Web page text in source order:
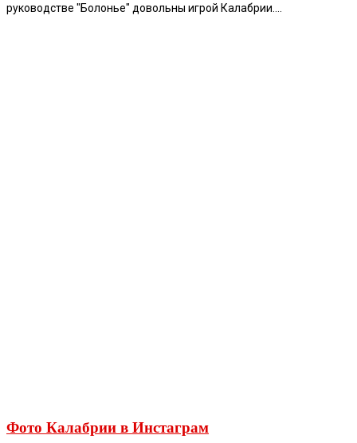
руководстве "Болонье" довольны игрой Калабрии....
Фото Калабрии в Инстаграм